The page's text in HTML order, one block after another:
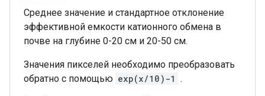
Среднее значение и стандартное отклонение
эффективной емкости катионного обмена в
почве на глубине 0-20 см и 20-50 см.
Значения пикселей необходимо преобразовать
обратно с помощью exp(x/10)-1 .